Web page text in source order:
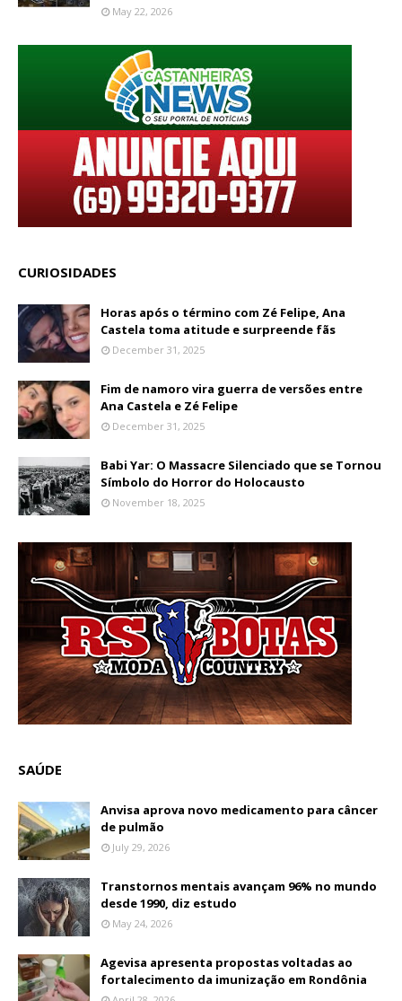
May 22, 2026
CURIOSIDADES
Horas após o término com Zé Felipe, Ana
Castela toma atitude e surpreende fãs
December 31, 2025
Fim de namoro vira guerra de versões entre
Ana Castela e Zé Felipe
December 31, 2025
Babi Yar: O Massacre Silenciado que se Tornou
Símbolo do Horror do Holocausto
November 18, 2025
SAÚDE
Anvisa aprova novo medicamento para câncer
de pulmão
July 29, 2026
Transtornos mentais avançam 96% no mundo
desde 1990, diz estudo
May 24, 2026
Agevisa apresenta propostas voltadas ao
fortalecimento da imunização em Rondônia